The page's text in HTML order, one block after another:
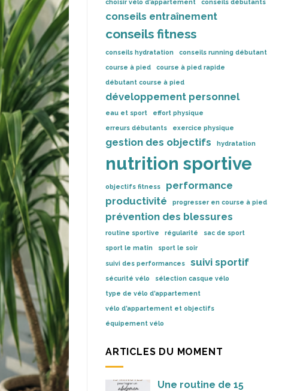
choisir vélo d’appartement conseils débutants
conseils entraînement
conseils fitness
conseils hydratation conseils running débutant
course à pied course à pied rapide
débutant course à pied
développement personnel
eau et sport effort physique
erreurs débutants exercice physique
gestion des objectifs hydratation
nutrition sportive
objectifs fitness
performance
productivité
progresser en course à pied
prévention des blessures
routine sportive régularité sac de sport
sport le matin sport le soir
suivi des performances suivi sportif
sécurité vélo sélection casque vélo
type de vélo d’appartement
vélo d’appartement et objectifs
équipement vélo
ARTICLES DU MOMENT
Une routine de 15